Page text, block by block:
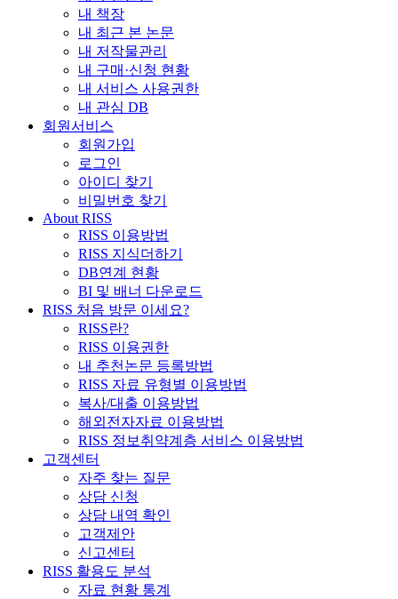
내 책장
내 최근 본 논문
내 저작물관리
내 구매·신청 현황
내 서비스 사용권한
내 관심 DB
회원서비스
회원가입
로그인
아이디 찾기
비밀번호 찾기
About RISS
RISS 이용방법
RISS 지식더하기
DB연계 현황
BI 및 배너 다운로드
RISS 처음 방문 이세요?
RISS란?
RISS 이용권한
내 추천논문 등록방법
RISS 자료 유형별 이용방법
복사/대출 이용방법
해외전자자료 이용방법
RISS 정보취약계층 서비스 이용방법
고객센터
자주 찾는 질문
상담 신청
상담 내역 확인
고객제안
신고센터
RISS 활용도 분석
자료 현황 통계